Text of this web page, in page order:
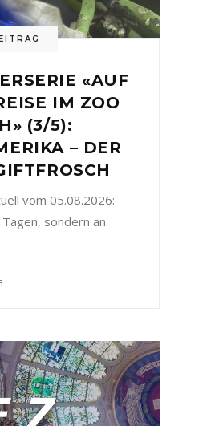
«AUF
IM ZOO
(3/5):
– DER
vom 05.08.2026:
sondern an